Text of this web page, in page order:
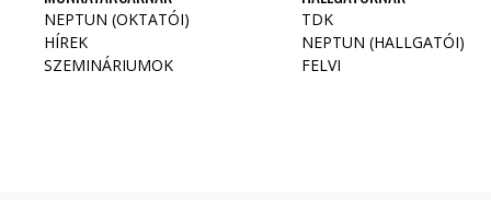
NEPTUN (OKTATÓI)
HÍREK
SZEMINÁRIUMOK
TDK
NEPTUN (HALLGATÓI)
FELVI